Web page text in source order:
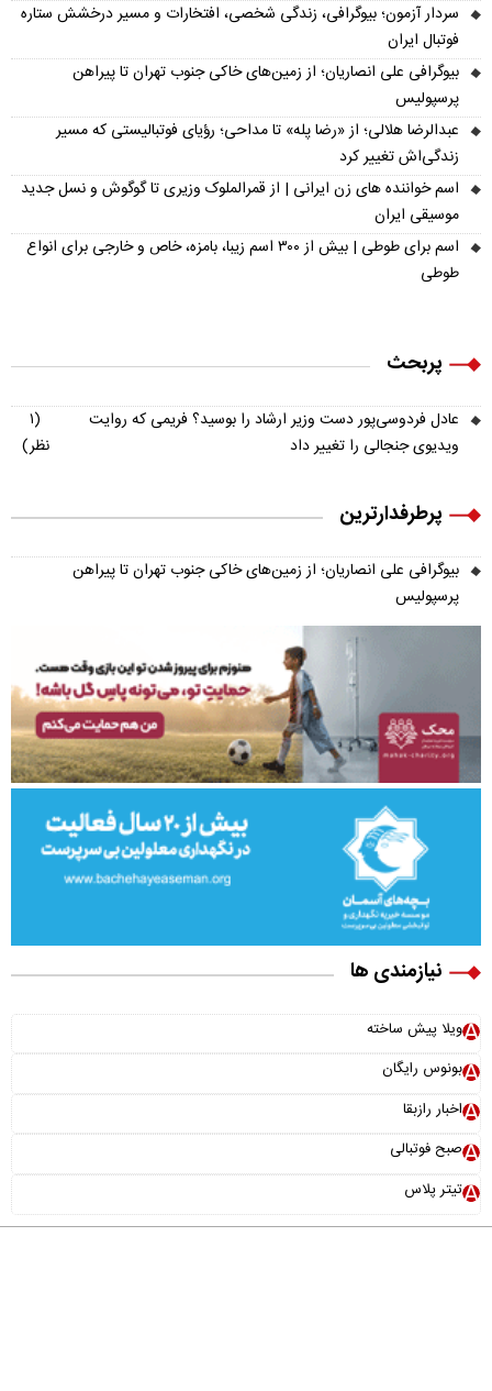
سردار آزمون؛ بیوگرافی، زندگی شخصی، افتخارات و مسیر درخشش ستاره
فوتبال ایران
بیوگرافی علی انصاریان؛ از زمین‌های خاکی جنوب تهران تا پیراهن
پرسپولیس
عبدالرضا هلالی؛ از «رضا پله» تا مداحی؛ رؤیای فوتبالیستی که مسیر
زندگی‌اش تغییر کرد
اسم خواننده های زن ایرانی | از قمرالملوک وزیری تا گوگوش و نسل جدید
موسیقی ایران
اسم برای طوطی | بیش از ۳۰۰ اسم زیبا، بامزه، خاص و خارجی برای انواع
طوطی
پربحث
عادل فردوسی‌پور دست وزیر ارشاد را بوسید؟ فریمی که روایت
ویدیوی جنجالی را تغییر داد
(۱
نظر)
پرطرفدارترین
بیوگرافی علی انصاریان؛ از زمین‌های خاکی جنوب تهران تا پیراهن
پرسپولیس
نیازمندی ها
ویلا پیش ساخته
بونوس رایگان
اخبار رازبقا
صبح فوتبالی
تیتر پلاس